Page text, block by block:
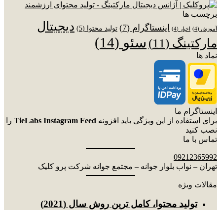
برچسب ها
آموزش (4) اخبار (4) اینستاگرام (7) تولید محتوا (5)
دیجیتال
مارکتینگ (11) سئو (14)
نماد ها
اینستاگرام ما
برای استفاده از این ویژگی باید افزونه TieLabs Instagram Feed را
نصب کنید
تماس با ما
09212365992
تهران – نواب بلوار جوانه – مجتمع جوانه شرکت پرو کلیک
مقالات ویژه
توليد محتوا، کامل ترین روش سال (2021)